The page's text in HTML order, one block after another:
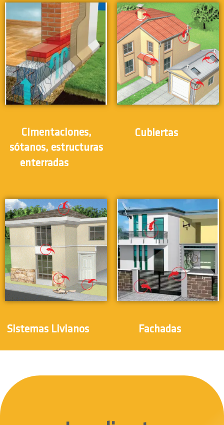
Cimentaciones,
sótanos, estructuras
enterradas
Cubiertas
Sistemas Livianos Fachadas